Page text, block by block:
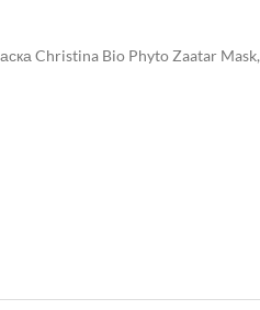
Christina Bio Phyto Zaatar Mask,